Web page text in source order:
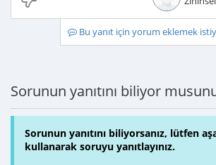
Bu yanıt için yorum eklemek
Sorunun yanıtını biliyor
Sorunun yanıtını biliyorsanız, lütfen
kullanarak soruyu yanıtlayınız.